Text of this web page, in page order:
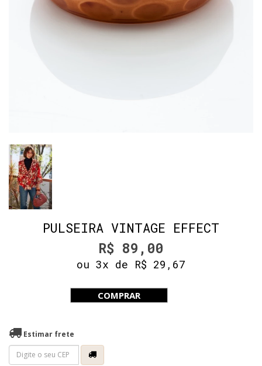
PULSEIRA VINTAGE EFFECT
R$ 89,00
ou 3x de R$ 29,67
COMPRAR
Estimar frete